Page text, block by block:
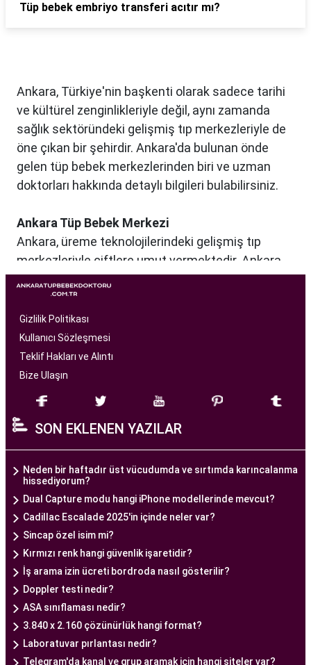
Tüp bebek embriyo transferi acıtır mı?
Ankara, Türkiye'nin başkenti olarak sadece tarihi
ve kültürel zenginlikleriyle değil, aynı zamanda
sağlık sektöründeki gelişmiş tıp merkezleriyle de
öne çıkan bir şehirdir. Ankara'da bulunan önde
gelen tüp bebek merkezlerinden biri ve uzman
doktorları hakkında detaylı bilgileri bulabilirsiniz.
Ankara Tüp Bebek Merkezi
Ankara, üreme teknolojilerindeki gelişmiş tıp
merkezleriyle çiftlere umut vermektedir. Ankara
Tüp Bebek Merkezi, kısırlık sorunu yaşayan
çiftlere profesyonel ve bireysel bir yaklaşımla
hizmet sunan bir sağlık kuruluşudur. Modern
tıbbın son teknolojilerini kullanarak, çiftlere
başarılı tüp bebek tedavileri sunmayı amaçlar.
bir ekip tarafından yönetilmektedir. Burada görev
alan tıp profesyonelleri, çiftlere kişiselleştirilmiş
tedavi planları sunarak, her çiftin özel durumunu
dikkate alır. Ayrıca, merkezde kullanılan teknoloji
ve ekipmanlar, tedavi sürecini daha etkili ve
güvenli hale getirir.
Ankara Tüp Bebek Merkezi, hasta odaklı hizmet
anlayışı ve etik prensipler çerçevesinde, çiftlere
sağlıklı bir gebelik yaşama şansı tanıyan kapsamlı
bir tüp bebek hizmeti sunar.
Tüp bebek tedavisi, uzman bir ekibin liderliğinde
ve deneyimli bir doktorun rehberliğinde
Gizlilik Politikası
Kullanıcı Sözleşmesi
Teklif Hakları ve Alıntı
Bize Ulaşın
SON EKLENEN YAZILAR
Neden bir haftadır üst vücudumda ve sırtımda karıncalanma
hissediyorum?
Dual Capture modu hangi iPhone modellerinde mevcut?
Cadillac Escalade 2025'in içinde neler var?
Sincap özel isim mi?
Kırmızı renk hangi güvenlik işaretidir?
İş arama izin ücreti bordroda nasıl gösterilir?
Doppler testi nedir?
ASA sınıflaması nedir?
3.840 x 2.160 çözünürlük hangi format?
Laboratuvar pırlantası nedir?
Telegram'da kanal ve grup aramak için hangi siteler var?